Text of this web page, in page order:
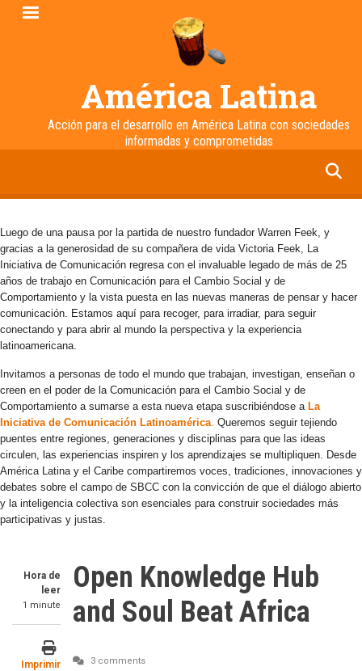
Pasar
América Latina
Acción para el desarrollo en América Latina con sociedades
informadas y comprometidas
Luego de una pausa por la partida de nuestro fundador Warren Feek, y
gracias a la generosidad de su compañera de vida Victoria Feek, La
Iniciativa de Comunicación regresa con el invaluable legado de más de 25
años de trabajo en Comunicación para el Cambio Social y de
Comportamiento y la vista puesta en las nuevas maneras de pensar y hacer
comunicación. Estamos aquí para recoger, para irradiar, para seguir
conectando y para abrir al mundo la perspectiva y la experiencia
latinoamericana.
Invitamos a personas de todo el mundo que trabajan, investigan, enseñan o
creen en el poder de la Comunicación para el Cambio Social y de
Comportamiento a sumarse a esta nueva etapa suscribiéndose a La
Iniciativa de Comunicación Latinoamérica. Queremos seguir tejiendo
puentes entre regiones, generaciones y disciplinas para que las ideas
circulen, las experiencias inspiren y los aprendizajes se multipliquen. Desde
América Latina y el Caribe compartiremos voces, tradiciones, innovaciones y
debates sobre el campo de SBCC con la convicción de que el diálogo abierto
y la inteligencia colectiva son esenciales para construir sociedades más
participativas y justas.
Hora de
leer
1 minute
Imprimir
Open Knowledge Hub
and Soul Beat Africa
3 comments